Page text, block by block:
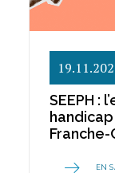
SEEPH :
EN